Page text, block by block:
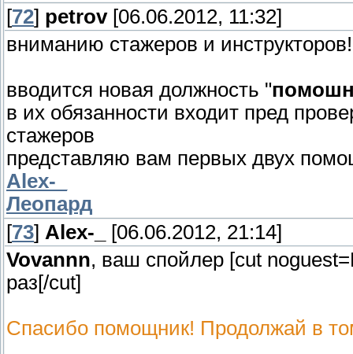
[72] petrov[06.06.2012, 11:32]
вниманию стажеров и инструкторов!
вводится новая должность "
в их обязанности входит пред
стажеров
представляю вам первых двух
Alex-_
Леопард
[73] Alex-_
[06.06.2012, 21:14]
Vovannn, ваш спойлер [cut
раз[/cut]
Спасибо помощник! Продолжай в